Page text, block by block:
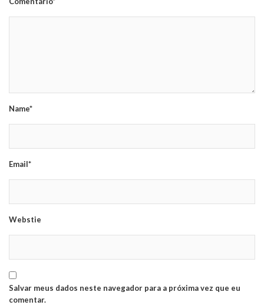
Name*
Email*
Webstie
Salvar meus dados neste navegador para a próxima vez que eu
comentar.